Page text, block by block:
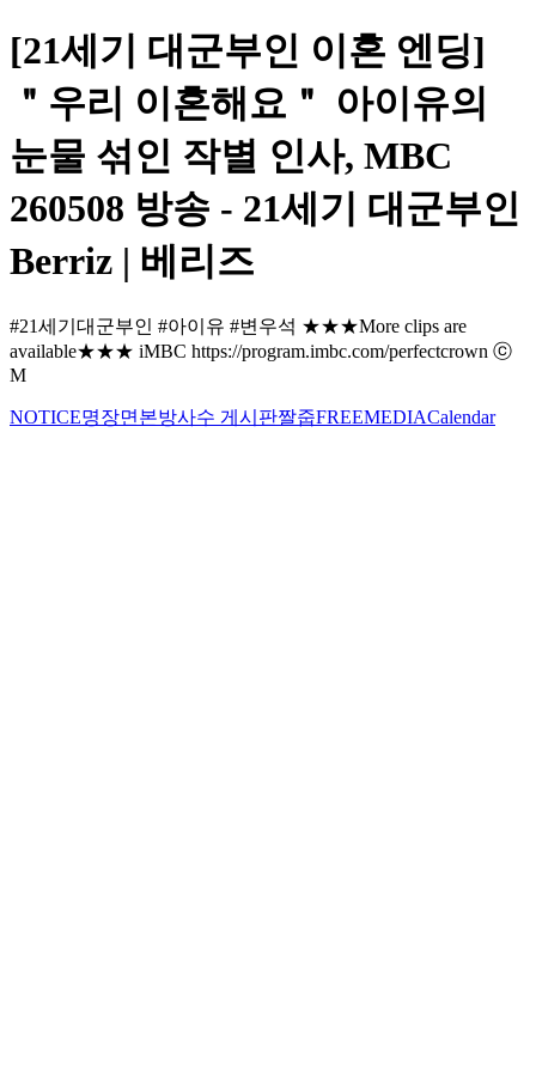
[21세기 대군부인 이혼 엔딩]
＂우리 이혼해요＂ 아이유의
눈물 섞인 작별 인사, MBC
260508 방송 - 21세기 대군부인
Berriz | 베리즈
#21세기대군부인 #아이유 #변우석 ★★★More clips are
available★★★ iMBC https://program.imbc.com/perfectcrown ⓒ
M
NOTICE명장면 본방사수 게시판짤줍FREEMEDIACalendar